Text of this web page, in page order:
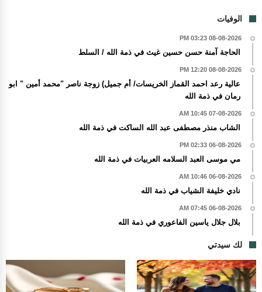
الوفيات
08-08-2026 03:23 PM
الحاجة آمنة حسن حسين غيث في ذمة الله / السلط
08-08-2026 12:20 PM
عالية رعد احمد القماز الخريسات/ أم جميل) زوجة ناصر "محمد أمين " ابو
رمان في ذمة الله
07-08-2026 10:45 AM
الشاب منذر مصطفى عبد الله الساكت في ذمة الله
06-08-2026 02:33 PM
مي موسى العبد السلامه العربيات في ذمة الله
06-08-2026 10:46 AM
نادي خليفة الشياب في ذمة الله
06-08-2026 07:45 AM
بلال جلال ياسين الفاعوري في ذمة الله
لك سيدتي